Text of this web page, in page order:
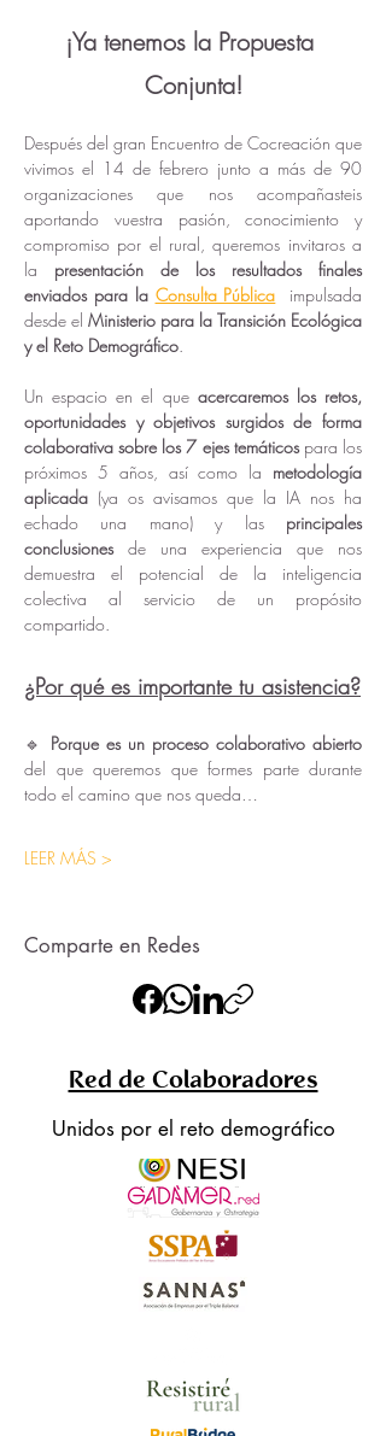
¡Ya tenemos la Propuesta
Conjunta!
Después del gran Encuentro de Cocreación que
vivimos el 14 de febrero junto a más de 90
organizaciones que nos acompañasteis
aportando vuestra pasión, conocimiento y
compromiso por el rural, queremos invitaros a
la presentación de los resultados finales
enviados para la Consulta Pública
impulsada
desde el Ministerio para la Transición Ecológica
y el Reto Demográfico.
Un espacio en el que acercaremos los retos,
oportunidades y objetivos surgidos de forma
colaborativa sobre los 7 ejes temáticos para los
próximos 5 años, así como la metodología
aplicada (ya os avisamos que la IA nos ha
echado una mano) y las principales
conclusiones de una experiencia que nos
demuestra el potencial de la inteligencia
colectiva al servicio de un propósito
compartido.
¿Por qué es importante tu asistencia?
🔹
del que queremos que formes parte durante
todo el camino que nos queda…
LEER MÁS >
Comparte en Redes
Red de Colaboradores
Unidos por el reto demográfico